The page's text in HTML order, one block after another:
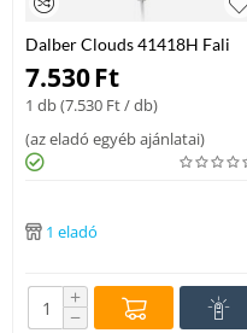
Dalber Clouds 41418H Fali
Gyereklampa Muanyag E27
lámpa
7.530Ft
1 db (7.530 Ft/ db)
(az eladó egyéb ajánlatai)
1 eladó
+
−